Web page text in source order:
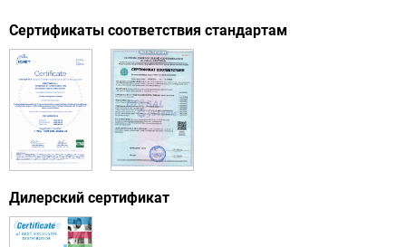
Сертификаты соответствия стандартам
Дилерский сертификат